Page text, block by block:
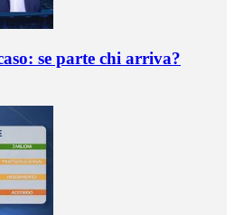
se parte chi arriva?